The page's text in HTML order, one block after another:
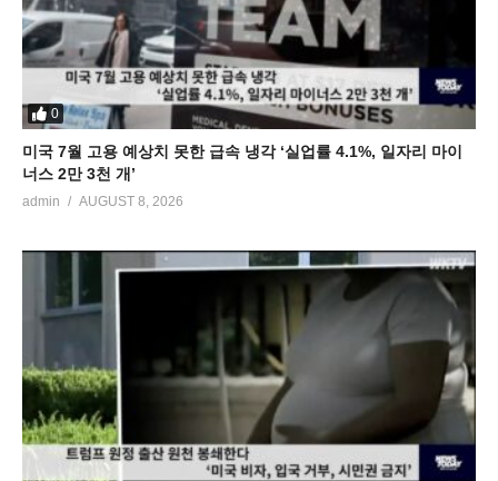
0
미국 7월 고용 예상치 못한 급속 냉각 ‘실업률 4.1%, 일자리 마이
너스 2만 3천 개’
admin AUGUST 8, 2026